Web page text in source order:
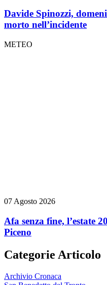
Davide Spinozzi,
morto nell’incidente
METEO
07 Agosto 2026
Afa senza fine, l’estate
Piceno
Categorie Articolo
Archivio Cronaca